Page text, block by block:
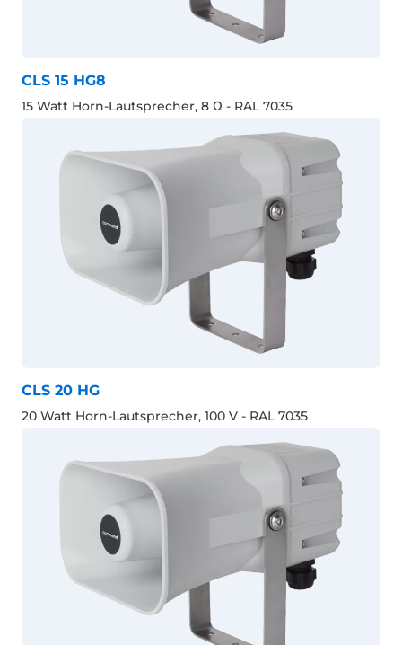
CLS 15 HG8
15 Watt Horn-Lautsprecher, 8 Ω - RAL 7035
CLS 20 HG
20 Watt Horn-Lautsprecher, 100 V - RAL 7035